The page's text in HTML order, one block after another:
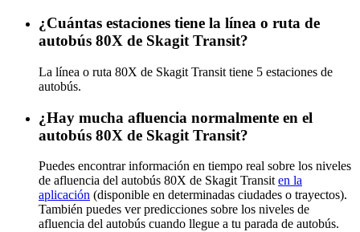
¿Cuántas estaciones tiene la línea o ruta de
autobús 80X de Skagit Transit?
La línea o ruta 80X de Skagit Transit tiene 5 estaciones de
autobús.
¿Hay mucha afluencia normalmente en el
autobús 80X de Skagit Transit?
Puedes encontrar información en tiempo real sobre los niveles
de afluencia del autobús 80X de Skagit Transit en la
aplicación (disponible en determinadas ciudades o trayectos).
También puedes ver predicciones sobre los niveles de
afluencia del autobús cuando llegue a tu parada de autobús.